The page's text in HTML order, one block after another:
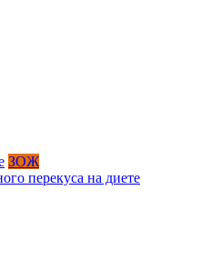
ЗОЖ
перекуса на диете